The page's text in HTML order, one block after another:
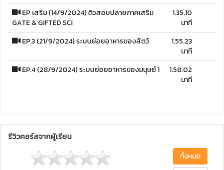
EP เสริม (14/9/2024) ติวสอบปลายภาคเสริม
GATE & GIFTED SCI
1.35.10
นาที
EP.3 (21/9/2024) ระบบย่อยอาหารของสัตว์
1.55.23
นาที
EP.4 (28/9/2024) ระบบย่อยอาหารของมนุษย์ 1
1.58.02
นาที
รีวิวคอร์สจากผู้เรียน
ทั้งหมด